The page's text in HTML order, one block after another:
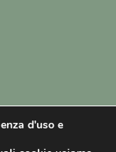
d'uso e